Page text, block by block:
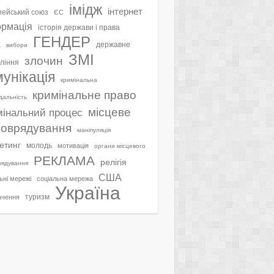
союз ЄС імідж інтернет
історія держави і права
вибори ГЕНДЕР державне
злочин ЗМІ
кримінальна
кримінальне право
процес місцеве
маніпуляція
молодь мотивація органи місцевого
РЕКЛАМА релігія
мережі соціальна мережа США
туризм Україна